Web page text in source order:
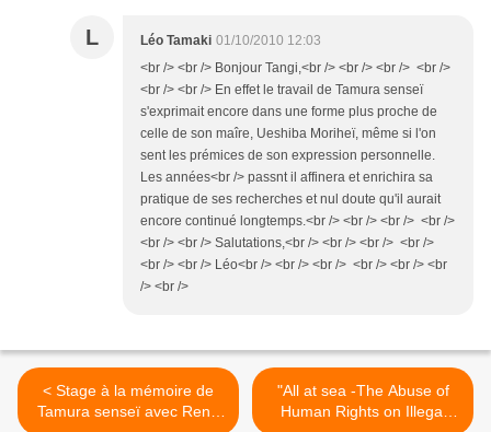
L Léo Tamaki 01/10/2010 12:03
<br /> <br /> Bonjour Tangi,<br /> <br /> <br /> <br />
<br /> <br /> En effet le travail de Tamura senseï
s'exprimait encore dans une forme plus proche de
celle de son maîre, Ueshiba Moriheï, même si l'on
sent les prémices de son expression personnelle.
Les années<br /> passnt il affinera et enrichira sa
pratique de ses recherches et nul doute qu'il aurait
encore continué longtemps.<br /> <br /> <br /> <br />
<br /> <br /> Salutations,<br /> <br /> <br /> <br />
<br /> <br /> Léo<br /> <br /> <br /> <br /> <br /> <br
/> <br />
< Stage à la mémoire de
Tamura senseï avec René
"All at sea -The Abuse of
Human Rights on Illegal